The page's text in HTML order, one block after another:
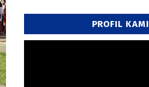
PROFIL KAMI